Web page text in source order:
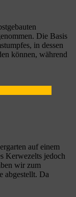
Die Basis
in dessen
können, während
auf einem
Kerwezelts jedoch
wir zum
abgestellt. Da